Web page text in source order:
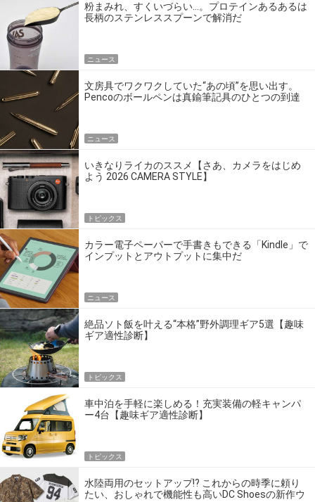
粉まみれ、すくいづらい…。プロテインあるあるは
長柄のステンレススプーンで解消だ
ニュース
文房具でワクワクしていた“あの頃”を思い出す。
Pencoのボールペンは真鍮筆記具のひとつの到達
ニュース
いきなりライカのススメ【さあ、カメラをはじめ
よう 2026 CAMERA STYLE】
トピックス
カラー電子ペーパーで手書きもできる「Kindle」で
インプットとアウトプットに集中だ
ニュース
絶品ソト飯を叶える“本格”野外調理ギア5選【趣味
ギア適性診断】
トピックス
車中泊を手軽に楽しめる！充実装備の軽キャンパ
ー4台【趣味ギア適性診断】
トピックス
水陸両用のセットアップ!? これからの時季に頼り
たい、おしゃれで機能性も高いDC Shoesの新作ウ